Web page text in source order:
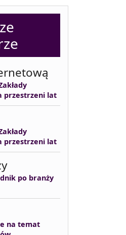
przestrzeni lat
przestrzeni lat
po branży
na temat